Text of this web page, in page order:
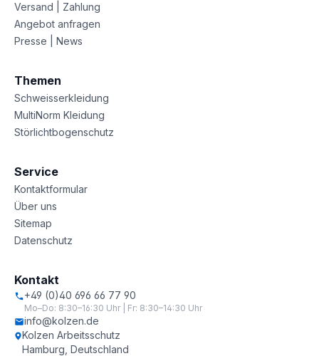
Versand | Zahlung
Angebot anfragen
Presse | News
Themen
Schweisserkleidung
MultiNorm Kleidung
Störlichtbogenschutz
Service
Kontaktformular
Über uns
Sitemap
Datenschutz
Kontakt
+49 (0)40 696 66 77 90
Mo–Do: 8:30–16:30 Uhr | Fr: 8:30–14:30 Uhr
info@kolzen.de
Kolzen Arbeitsschutz
Hamburg, Deutschland